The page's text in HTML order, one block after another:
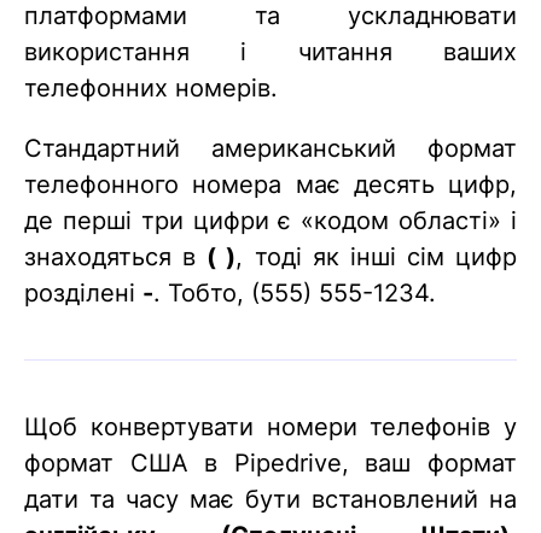
платформами та ускладнювати
використання і читання ваших
телефонних номерів.
Стандартний американський формат
телефонного номера має десять цифр,
де перші три цифри є «кодом області» і
знаходяться в ( ), тоді як інші сім цифр
розділені -. Тобто, (555) 555-1234.
Щоб конвертувати номери телефонів у
формат США в Pipedrive, ваш формат
дати та часу має бути встановлений на